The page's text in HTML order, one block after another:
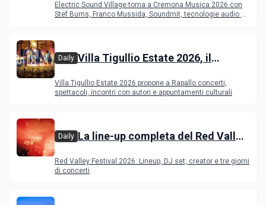
Young Band Contest, il programma
Electric Sound Village torna a Cremona Musica 2026 con
Stef Burns, Franco Mussida, Soundmit, tecnologie audio e
Daily Villa Tigullio Estate 2026, il
Villa Tigullio Estate 2026 propone a Rapallo concerti,
spettacoli, incontri con autori e appuntamenti culturali
Daily La line-up completa del Red Valley
Red Valley Festival 2026: Lineup, DJ set, creator e tre giorni
di concerti